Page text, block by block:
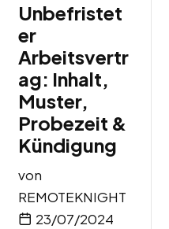
Unbefristet
er
Arbeitsvertr
ag: Inhalt,
Muster,
Probezeit &
Kündigung
von
REMOTEKNIGHT
23/07/2024